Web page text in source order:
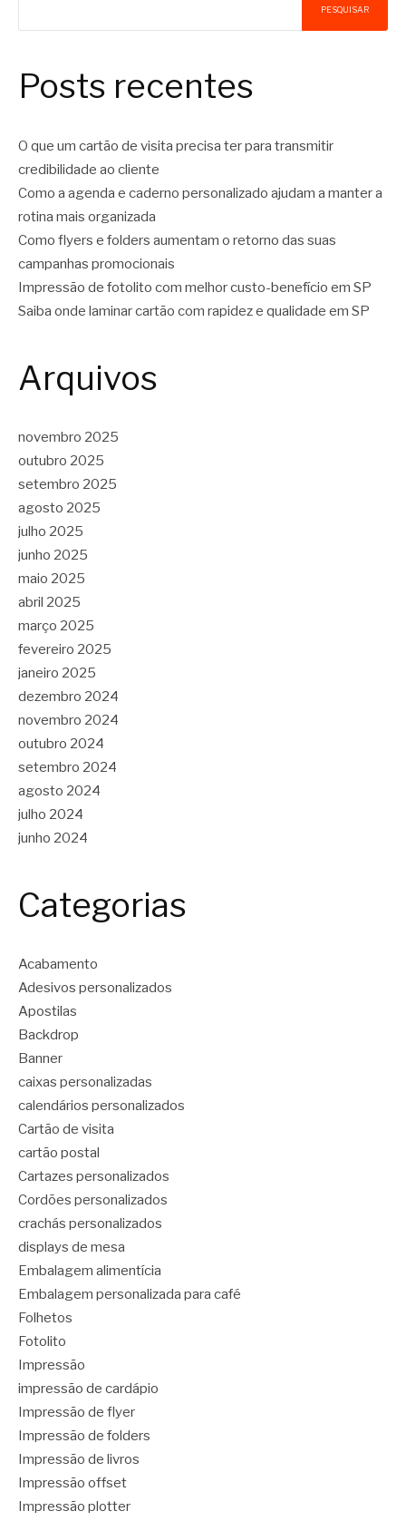
PESQUISAR
Posts recentes
O que um cartão de visita precisa ter para transmitir
credibilidade ao cliente
Como a agenda e caderno personalizado ajudam a manter a
rotina mais organizada
Como flyers e folders aumentam o retorno das suas
campanhas promocionais
Impressão de fotolito com melhor custo-benefício em SP
Saiba onde laminar cartão com rapidez e qualidade em SP
Arquivos
novembro 2025
outubro 2025
setembro 2025
agosto 2025
julho 2025
junho 2025
maio 2025
abril 2025
março 2025
fevereiro 2025
janeiro 2025
dezembro 2024
novembro 2024
outubro 2024
setembro 2024
agosto 2024
julho 2024
junho 2024
Categorias
Acabamento
Adesivos personalizados
Apostilas
Backdrop
Banner
caixas personalizadas
calendários personalizados
Cartão de visita
cartão postal
Cartazes personalizados
Cordões personalizados
crachás personalizados
displays de mesa
Embalagem alimentícia
Embalagem personalizada para café
Folhetos
Fotolito
Impressão
impressão de cardápio
Impressão de flyer
Impressão de folders
Impressão de livros
Impressão offset
Impressão plotter